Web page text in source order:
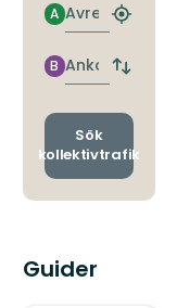
Avresa
A
Hitta
Ankomst
B
Byt
och
Sök
kollektivtrafik
Guider